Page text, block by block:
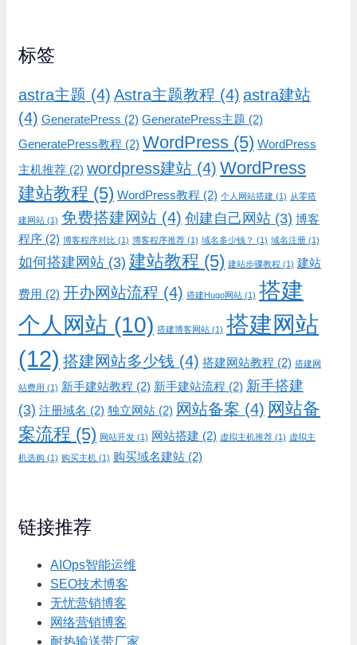
标签
astra主题 (4) Astra主题教程 (4) astra建站
(4) GeneratePress (2) GeneratePress主题 (2)
GeneratePress教程 (2) WordPress (5) WordPress
主机推荐 (2) wordpress建站 (4) WordPress
建站教程 (5) WordPress教程 (2) 个人网站搭建 (1) 从零搭
建网站 (1) 免费搭建网站 (4) 创建自己网站 (3) 博客
程序 (2) 博客程序对比 (1) 博客程序推荐 (1) 域名多少钱？ (1) 域名注册 (1)
如何搭建网站 (3) 建站教程 (5) 建站步骤教程 (1) 建站
费用 (2) 开办网站流程 (4) 搭建Hugo网站 (1) 搭建
个人网站 (10) 搭建博客网站 (1) 搭建网站
(12) 搭建网站多少钱 (4) 搭建网站教程 (2) 搭建网
站费用 (1) 新手建站教程 (2) 新手建站流程 (2) 新手搭建
(3) 注册域名 (2) 独立网站 (2) 网站备案 (4) 网站备
案流程 (5) 网站开发 (1) 网站搭建 (2) 虚拟主机推荐 (1) 虚拟主
机选购 (1) 购买主机 (1) 购买域名建站 (2)
链接推荐
AIOps智能运维
SEO技术博客
无忧营销博客
网络营销博客
耐热输送带厂家